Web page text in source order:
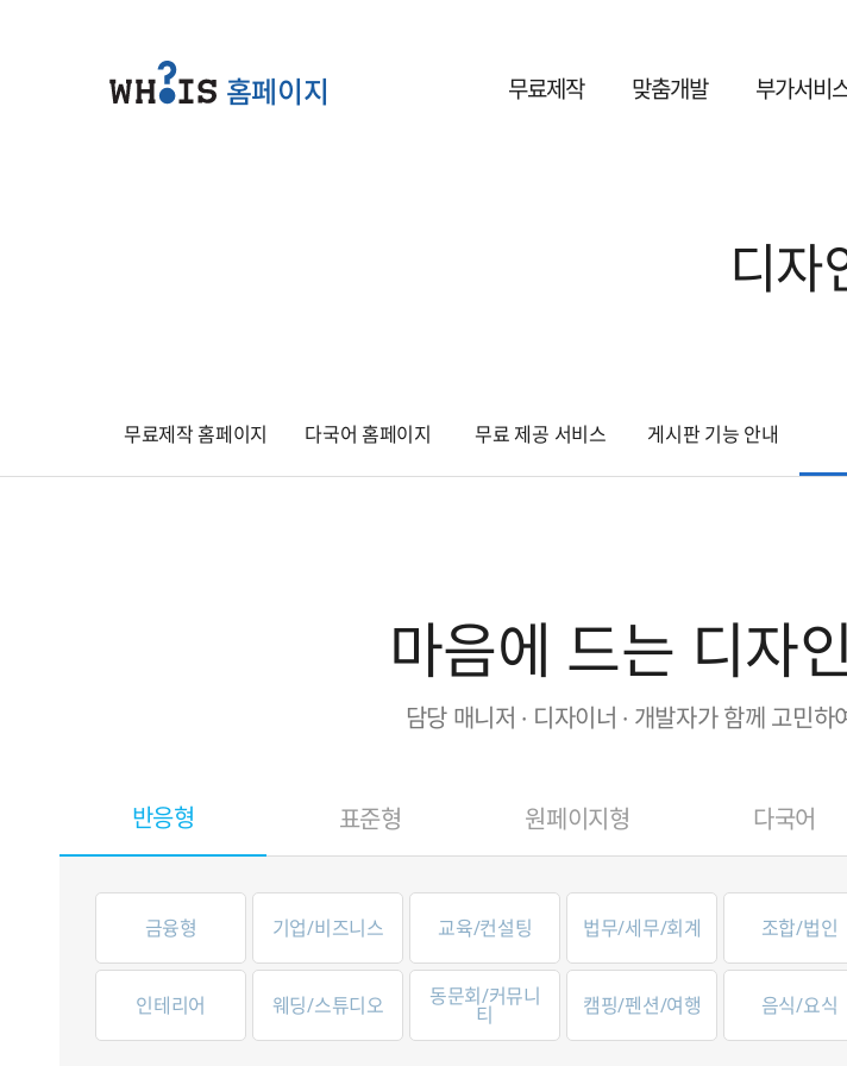
홈페이지 무료제작 맞춤개발 부가서비
디자
무료제작 홈페이지 다국어 홈페이지 무료 제공 서비스 게시판 기능 안내
마음에 드는 디자
담당 매니저 · 디자이너 · 개발자가 함께 고민
반응형 표준형 원페이지형 다국어
금융형 기업/비즈니스 교육/컨설팅 법무/세무/회계 조합/법인
인테리어 웨딩/스튜디오 동문회/커뮤니
티 캠핑/펜션/여행 음식/요식